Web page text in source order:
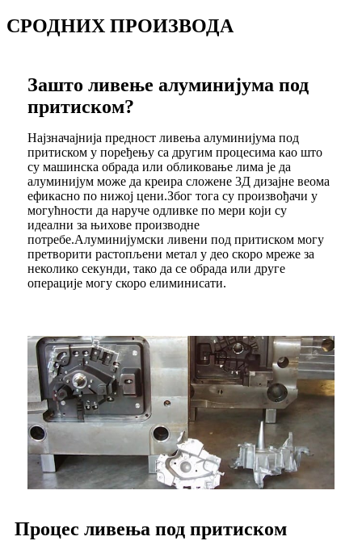
СРОДНИХ ПРОИЗВОДА
Зашто ливење алуминијума под
притиском?
Најзначајнија предност ливења алуминијума под
притиском у поређењу са другим процесима као што
су машинска обрада или обликовање лима је да
алуминијум може да креира сложене 3Д дизајне веома
ефикасно по нижој цени.Због тога су произвођачи у
могућности да наруче одливке по мери који су
идеални за њихове производне
потребе.Алуминијумски ливени под притиском могу
претворити растопљени метал у део скоро мреже за
неколико секунди, тако да се обрада или друге
операције могу скоро елиминисати.
Процес ливења под притиском